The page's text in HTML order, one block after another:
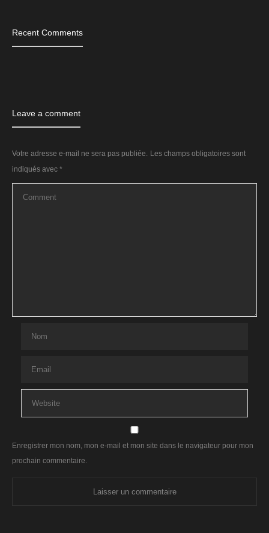
Recent Comments
Leave a comment
Votre adresse e-mail ne sera pas publiée. Les champs obligatoires sont
indiqués avec *
Enregistrer mon nom, mon e-mail et mon site dans le navigateur pour mon
prochain commentaire.